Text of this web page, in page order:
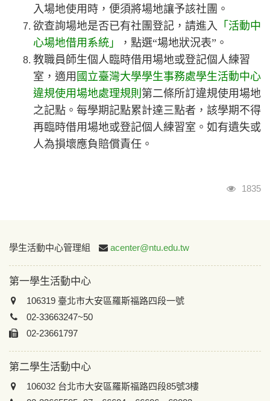
入場地使用時，便須將場地讓予該社團。
欲查詢場地是否已有社團登記，請進入 「活動中
心場地借用系統」
，點選“場地狀況表”。
教職員師生個人臨時借用場地或登記個人練習
室，適用 國立臺灣大學學生事務處學生活動中心
違規使用場地處理規則 第二條所訂違規使用場地
之記點。每學期記點累計達三點者，該學期不得
再臨時借用場地或登記個人練習室。如有遺失或
人為損壞應負賠償責任。
瀏覽人
1835
:::
學生活動中心管理組 acenter@ntu.edu.tw
第一學生活動中心
106319 臺北市大安區羅斯福路四段一號
02-33663247~50
02-23661797
第二學生活動中心
106032 台北市大安區羅斯福路四段85號3樓